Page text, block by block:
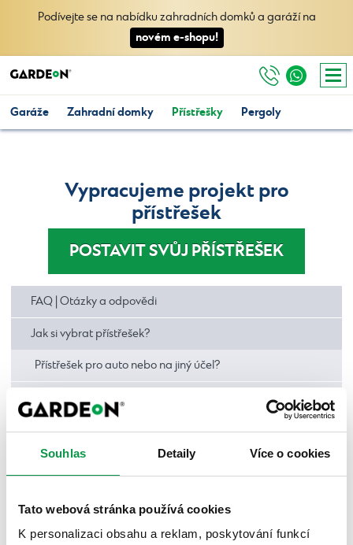
Souhlas Detaily Více o cookies
Tato webová stránka používá cookies
K personalizaci obsahu a reklam, poskytování funkcí
Podívejte se na nabídku zahradních domků a garáží na
novém e-shopu!
Garáže Zahradní domky Přístřešky Pergoly
Vypracujeme projekt pro
přístřešek
POSTAVIT SVŮJ PŘÍSTŘEŠEK
FAQ | Otázky a odpovědi
Jak si vybrat přístřešek?
Přístřešek pro auto nebo na jiný účel?
Jak velký má být přístřešek?
Jaké materiály používáme?
Jaké designové stěny?